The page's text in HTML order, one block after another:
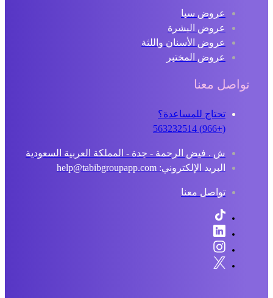
عروض سبا
عروض البشرة
عروض الأسنان واللثة
عروض المختبر
تواصل معنا
تحتاج للمساعدة؟
ش . فيض الرحمة - جدة - المملكة العربية السعودية
البريد الإلكتروني: help@tabibgroupapp.com
تواصل معنا